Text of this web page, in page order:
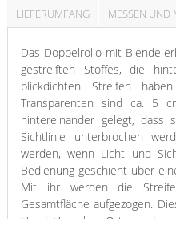
LIEFERUMFANG
MESSEN UND
Das Doppelrollo mit Blende
gestreiften Stoffes, die
blickdichten Streifen
Transparenten sind ca. 5
hintereinander gelegt, dass
Sichtlinie unterbrochen
werden, wenn Licht und
Bedienung geschieht über
Mit ihr werden die
Gesamtfläche aufgezogen.
Hand. Vor allem Orte an